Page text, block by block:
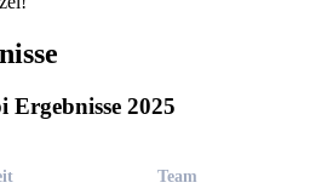
2025
Team